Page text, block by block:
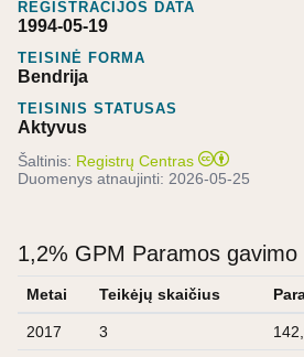
REGISTRACIJOS DATA
1994-05-19
TEISINĖ FORMA
Bendrija
TEISINIS STATUSAS
Aktyvus
Šaltinis: Registrų Centras
Duomenys atnaujinti: 2026-05-25
1,2% GPM Paramos gavimo
Metai Teikėjų skaičius
2017 3